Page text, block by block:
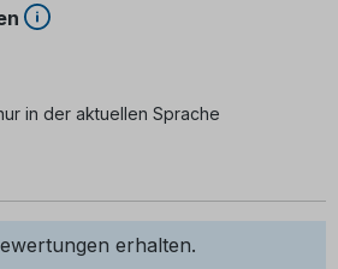
in der aktuellen Sprache
erhalten.